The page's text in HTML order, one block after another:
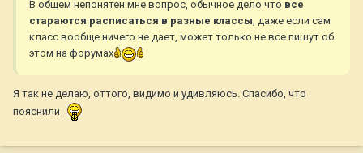
В общем непонятен мне вопрос, обычное дело что все
стараются расписаться в разные классы , даже если сам
класс вообще ничего не дает, может только не все пишут об
этом на форумах
Я так не делаю, оттого, видимо и удивляюсь. Спасибо, что
пояснили